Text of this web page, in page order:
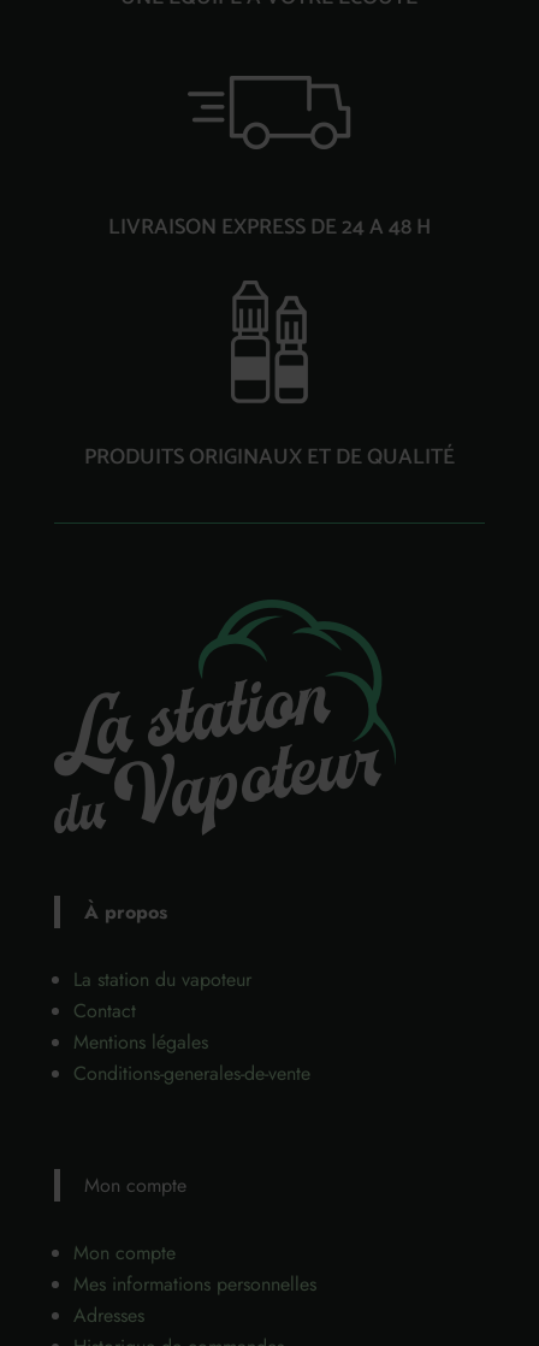
LIVRAISON EXPRESS DE 24 A 48 H
PRODUITS ORIGINAUX ET DE QUALITÉ
À propos
La station du vapoteur
Contact
Mentions légales
Conditions-generales-de-vente
Mon compte
Mon compte
Mes informations personnelles
Adresses